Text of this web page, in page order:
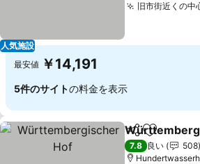
人気施設
旧市街近くの中
最安値 ￥14,191
5件のサイトの料金を表示
シェアお気に入
7.8 良い
508